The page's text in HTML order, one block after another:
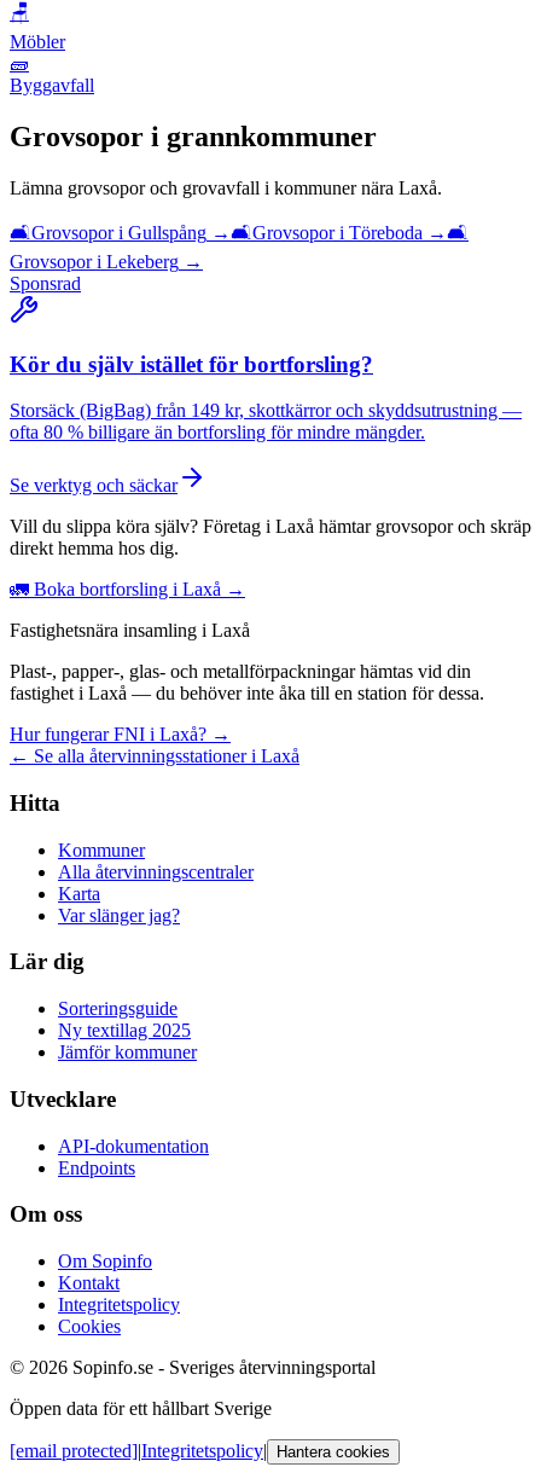
🪑
Möbler
🧱
Byggavfall
Grovsopor i grannkommuner
Lämna grovsopor och grovavfall i kommuner nära Laxå.
🛋️Grovsopori Gullspång →🛋️Grovsopori Töreboda →🛋️
Grovsopori Lekeberg →
Sponsrad
Kör du själv istället för bortforsling?
Storsäck (BigBag) från 149 kr, skottkärror och skyddsutrustning —
ofta 80 % billigare än bortforsling för mindre mängder.
Se verktyg och säckar
Vill du slippa köra själv? Företag i Laxå hämtar grovsopor och skräp
direkt hemma hos dig.
🚛 Boka bortforsling i Laxå →
Fastighetsnära insamling i Laxå
Plast-, papper-, glas- och metallförpackningar hämtas vid din
fastighet i Laxå — du behöver inte åka till en station för dessa.
Hur fungerar FNI i Laxå? →
← Se alla återvinningsstationer i Laxå
Hitta
Kommuner
Alla återvinningscentraler
Karta
Var slänger jag?
Lär dig
Sorteringsguide
Ny textillag 2025
Jämför kommuner
Utvecklare
API-dokumentation
Endpoints
Om oss
Om Sopinfo
Kontakt
Integritetspolicy
Cookies
© 2026 Sopinfo.se - Sveriges återvinningsportal
Öppen data för ett hållbart Sverige
[email protected]|Integritetspolicy| Hantera cookies